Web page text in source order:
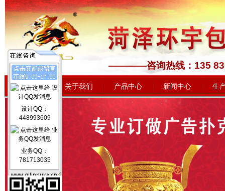
————咨询热线
网站首页 关于我们 产品中心 新闻中心 生
设计QQ：
448993609
业务QQ：
781713035